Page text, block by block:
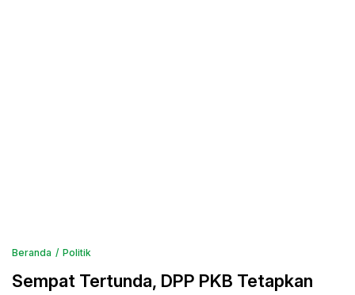
Beranda Politik
Sempat Tertunda, DPP PKB Tetapkan